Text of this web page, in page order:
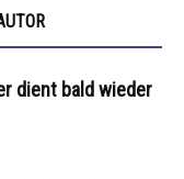
dient bald wieder